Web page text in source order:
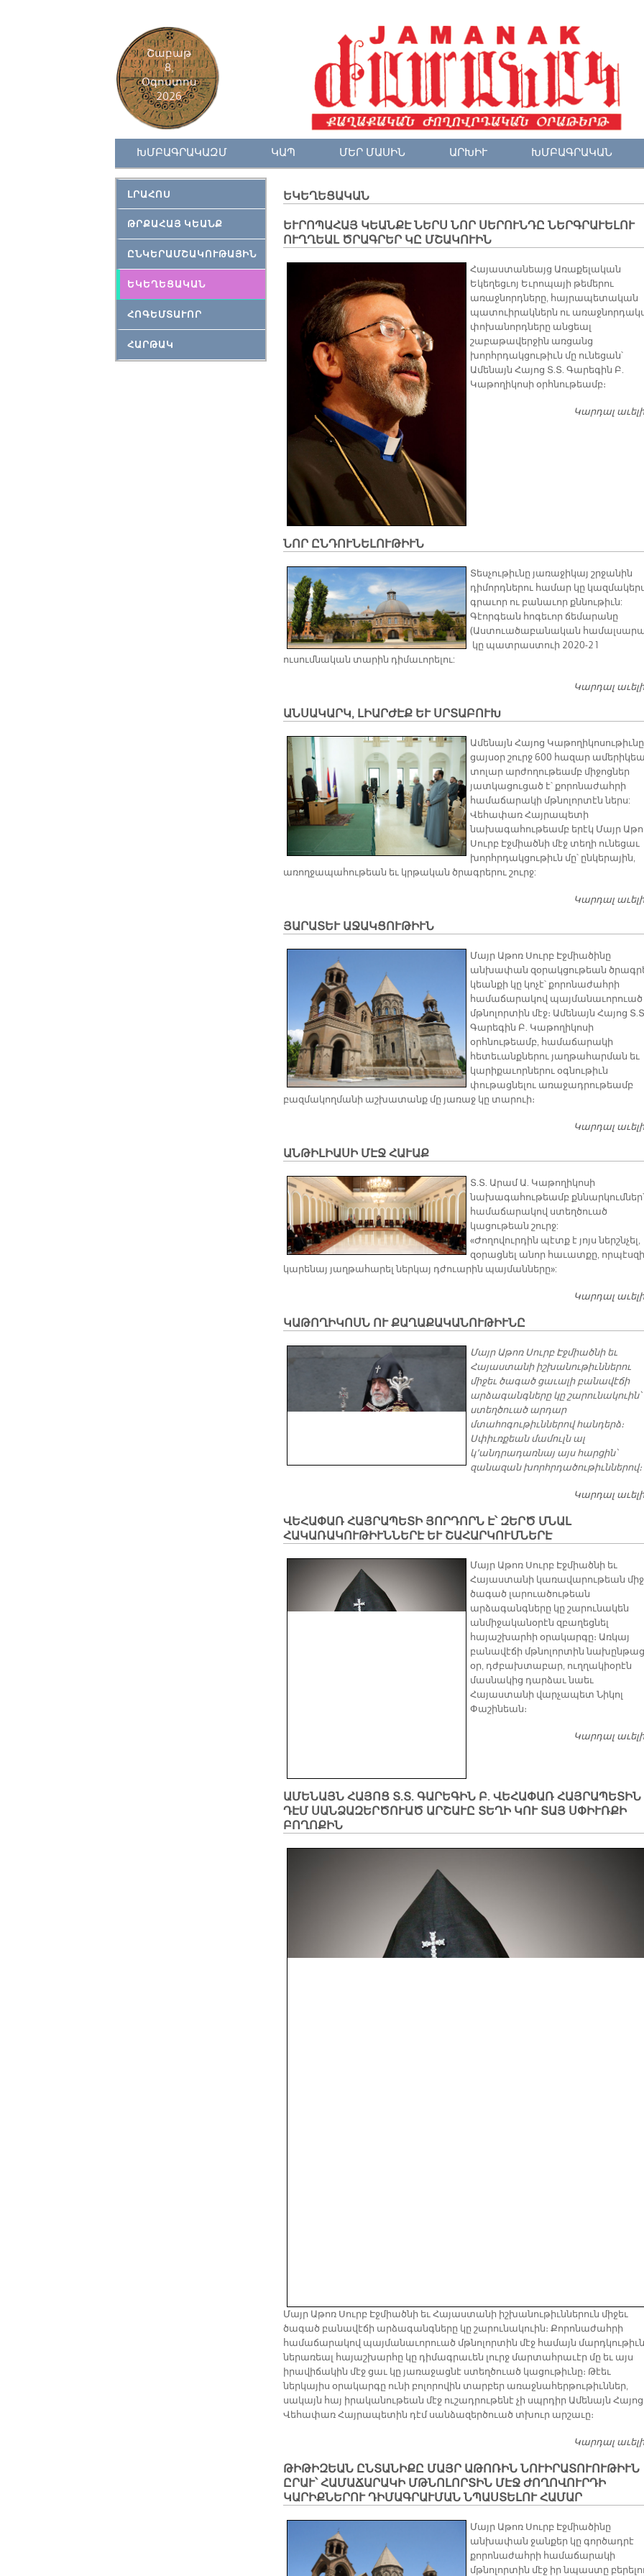
Շաբաթ
8,
Օգոստոս
2026
ԽՄԲԱԳՐԱԿԱԶՄ ԿԱՊ ՄԵՐ ՄԱՍԻՆ ԱՐԽԻՒ ԽՄԲԱԳՐԱԿԱՆ
ԼՐԱՀՈՍ
ԹՐՔԱՀԱՅ ԿԵԱՆՔ
ԸՆԿԵՐԱՄՇԱԿՈՒԹԱՅԻՆ
ԵԿԵՂԵՑԱԿԱՆ
ՀՈԳԵՄՏԱՒՈՐ
ՀԱՐԹԱԿ
ԵԿԵՂԵՑԱԿԱՆ
ԵՒՐՈՊԱՀԱՅ ԿԵԱՆՔԷ ՆԵՐՍ ՆՈՐ ՍԵՐՈՒՆԴԸ ՆԵՐԳՐԱՒԵԼՈՒ
ՈՒՂՂԵԱԼ ԾՐԱԳՐԵՐ ԿԸ ՄՇԱԿՈՒԻՆ
Հայաստանեայց Առաքելական
Եկեղեցւոյ Եւրոպայի թեմերու
առաջնորդները, հայրապետական
պատուիրակներն ու
փոխանորդները անցեալ
շաբաթավերջին առցանց
խորհրդակցութիւն մը ունեցան՝
Ամենայն Հայոց Տ.Տ. Գարեգին Բ.
Կաթողիկոսի օրհնութեամբ։
Կարդալ
ՆՈՐ ԸՆԴՈՒՆԵԼՈՒԹԻՒՆ
Տեսչութիւնը յառաջիկայ շրջանին
դիմորդներու համար կը
գրաւոր ու բանաւոր քննութիւն:
Գէորգեան հոգեւոր ճեմարանը
(Աստուածաբանական
կը պատրաստուի 2020-21
ուսումնական տարին դիմաւորելու:
Կարդալ
ԱՆՍԱԿԱՐԿ, ԼԻԱՐԺԷՔ ԵՒ ՍՐՏԱԲՈՒԽ
Ամենայն Հայոց Կաթողիկոսութիւնը
ցայսօր շուրջ 600 հազար
տոլար արժողութեամբ միջոցներ
յատկացուցած է՝ քորոնաժահրի
համաճարակի մթնոլորտէն ներս:
Վեհափառ Հայրապետի
նախագահութեամբ երէկ Մայր
Սուրբ Էջմիածնի մէջ տեղի ունեցաւ
խորհրդակցութիւն մը՝ ընկերային,
առողջապահութեան եւ կրթական ծրագրերու շուրջ:
Կարդալ
ՅԱՐԱՏԵՒ ԱՋԱԿՑՈՒԹԻՒՆ
Մայր Աթոռ Սուրբ Էջմիածինը
անխափան զօրակցութեան
կեանքի կը կոչէ՝ քորոնաժահրի
համաճարակով պայմանաւորուած
մթնոլորտին մէջ։ Ամենայն Հայոց
Գարեգին Բ. Կաթողիկոսի
օրհնութեամբ, համաճարակի
հետեւանքներու յաղթահարման եւ
կարիքաւորներու օգնութիւն
փութացնելու առաջադրութեամբ
բազմակողմանի աշխատանք մը յառաջ կը տարուի։
Կարդալ
ԱՆԹԻԼԻԱՍԻ ՄԷՋ ՀԱՒԱՔ
Տ.Տ. Արամ Ա. Կաթողիկոսի
նախագահութեամբ քննարկումներ՝
համաճարակով ստեղծուած
կացութեան շուրջ:
«Ժողովուրդին պէտք է յոյս ներշնչել,
զօրացնել անոր հաւատքը, որպէսզի
կարենայ յաղթահարել ներկայ դժուարին պայմանները»:
Կարդալ
ԿԱԹՈՂԻԿՈՍՆ ՈՒ ՔԱՂԱՔԱԿԱՆՈՒԹԻՒՆԸ
Մայր Աթոռ Սուրբ Էջմիածնի եւ
Հայաստանի իշխանութիւններու
միջեւ ծագած ցաւալի բանավէճի
արձագանգները կը շարունակուին՝
ստեղծուած արդար
մտահոգութիւններով հանդերձ։
Սփիւռքեան մամուլն ալ
կ՚անդրադառնայ այս հարցին՝
զանազան խորհրդածութիւններով։
Կարդալ
ՎԵՀԱՓԱՌ ՀԱՅՐԱՊԵՏԻ ՅՈՐԴՈՐՆ Է՝ ԶԵՐԾ ՄՆԱԼ
ՀԱԿԱՌԱԿՈՒԹԻՒՆՆԵՐԷ ԵՒ ՇԱՀԱՐԿՈՒՄՆԵՐԷ
Մայր Աթոռ Սուրբ Էջմիածնի եւ
Հայաստանի կառավարութեան
ծագած լարուածութեան
արձագանգները կը շարունակեն
անմիջականօրէն զբաղեցնել
հայաշխարհի օրակարգը։ Առկայ
բանավէճի մթնոլորտին նախընթաց
օր, դժբախտաբար, ուղղակիօրէն
մասնակից դարձաւ նաեւ
Հայաստանի վարչապետ Նիկոլ
Փաշինեան։
Կարդալ
ԱՄԵՆԱՅՆ ՀԱՅՈՑ Տ.Տ. ԳԱՐԵԳԻՆ Բ. ՎԵՀԱՓԱՌ ՀԱՅՐԱՊԵՏԻՆ
ԴԷՄ ՍԱՆՁԱԶԵՐԾՈՒԱԾ ԱՐՇԱՒԸ ՏԵՂԻ ԿՈՒ ՏԱՅ ՍՓԻՒՌՔԻ
ԲՈՂՈՔԻՆ
Մայր Աթոռ Սուրբ Էջմիածնի եւ Հայաստանի իշխանութիւններուն միջեւ
ծագած բանավէճի արձագանգները կը շարունակուին։ Քորոնաժահրի
համաճարակով պայմանաւորուած մթնոլորտին մէջ համայն
ներառեալ հայաշխարհը կը դիմագրաւեն լուրջ մարտահրաւէր մը եւ այս
իրավիճակին մէջ ցաւ կը յառաջացնէ ստեղծուած կացութիւնը։ Թէեւ
ներկայիս օրակարգը ունի բոլորովին տարբեր առաջնահերթութիւններ,
սակայն հայ իրականութեան մէջ ուշադրութենէ չի սպրդիր Ամենայն Հայոց
Վեհափառ Հայրապետին դէմ սանձազերծուած տխուր արշաւը։
Կարդալ
ԹԻԹԻԶԵԱՆ ԸՆՏԱՆԻՔԸ ՄԱՅՐ ԱԹՈՌԻՆ ՆՈՒԻՐԱՏՈՒՈՒԹԻՒՆ
ԸՐԱՒ՝ ՀԱՄԱՃԱՐԱԿԻ ՄԹՆՈԼՈՐՏԻՆ ՄԷՋ ԺՈՂՈՎՈՒՐԴԻ
ԿԱՐԻՔՆԵՐՈՒ ԴԻՄԱԳՐԱՒՄԱՆ ՆՊԱՍՏԵԼՈՒ ՀԱՄԱՐ
Մայր Աթոռ Սուրբ Էջմիածինը
անխափան ջանքեր կը գործադրէ
քորոնաժահրի համաճարակի
մթնոլորտին մէջ իր նպաստը